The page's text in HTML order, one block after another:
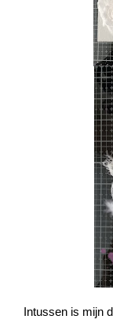
Intussen is mijn